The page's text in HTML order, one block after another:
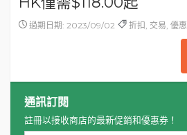
過期日期: 2023/09/02 折扣, 交易, 優惠
通訊訂閱
註冊以接收商店的最新促銷和優惠券！